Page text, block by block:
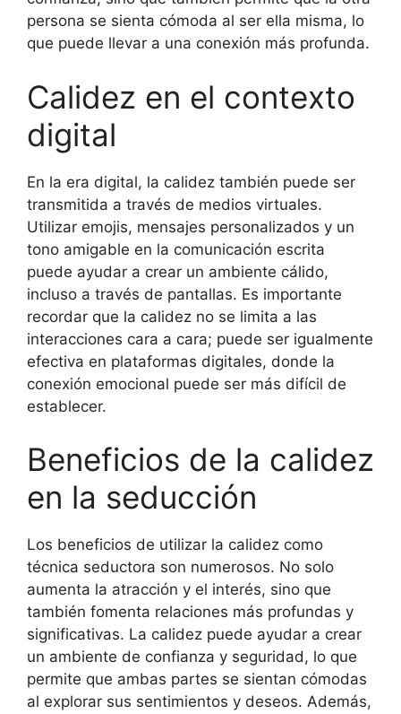
persona se sienta cómoda al ser ella misma, lo
que puede llevar a una conexión más profunda.
Calidez en el contexto
digital
En la era digital, la calidez también puede ser
transmitida a través de medios virtuales.
Utilizar emojis, mensajes personalizados y un
tono amigable en la comunicación escrita
puede ayudar a crear un ambiente cálido,
incluso a través de pantallas. Es importante
recordar que la calidez no se limita a las
interacciones cara a cara; puede ser igualmente
efectiva en plataformas digitales, donde la
conexión emocional puede ser más difícil de
establecer.
Beneficios de la calidez
en la seducción
Los beneficios de utilizar la calidez como
técnica seductora son numerosos. No solo
aumenta la atracción y el interés, sino que
también fomenta relaciones más profundas y
significativas. La calidez puede ayudar a crear
un ambiente de confianza y seguridad, lo que
permite que ambas partes se sientan cómodas
al explorar sus sentimientos y deseos. Además,